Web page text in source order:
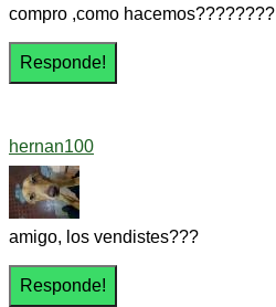
compro ,como hacemos????????
hernan100
amigo, los vendistes???